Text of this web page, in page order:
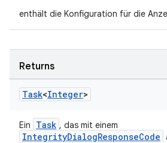
enthält die Konfiguration für die
Returns
Task<Integer>
Ein Task , das mit einem
IntegrityDialogResponseCode